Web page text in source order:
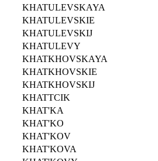
KHATULEVSKAYA
KHATULEVSKIE
KHATULEVSKIJ
KHATULEVY
KHATKHOVSKAYA
KHATKHOVSKIE
KHATKHOVSKIJ
KHATTCIK
KHAT'KA
KHAT'KO
KHAT'KOV
KHAT'KOVA